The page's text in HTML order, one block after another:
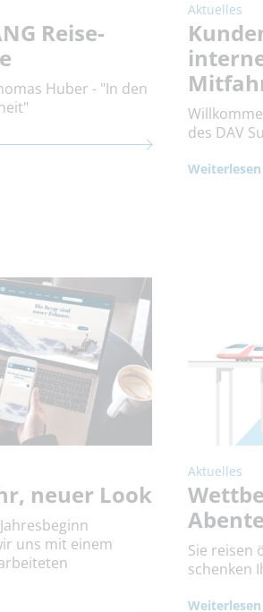
Reise-
Huber - "In den
Aktuelles
des DAV
Weiterlesen
neuer Look
uns mit einem
Aktuelles
Sie reisen
schenken
Weiterlesen